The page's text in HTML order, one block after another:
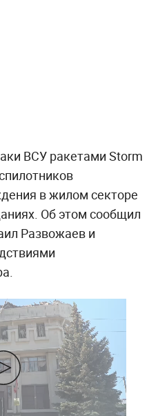
ВСУ ракетами Storm
в жилом секторе
Об этом сообщил
Развожаев и